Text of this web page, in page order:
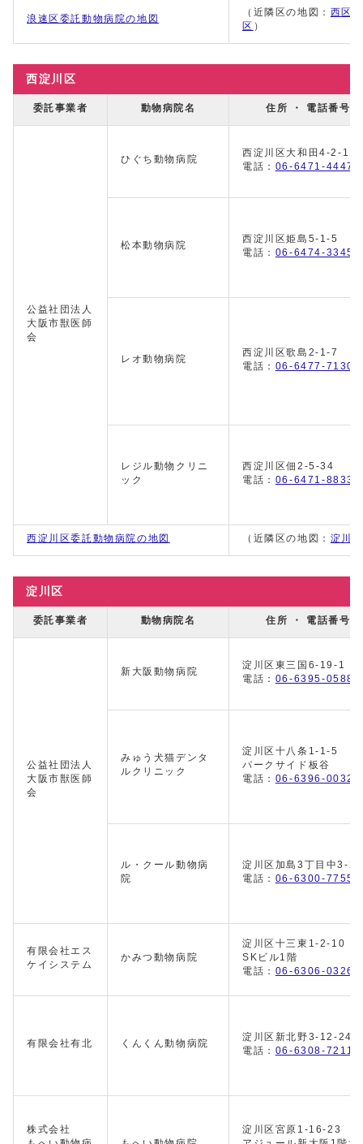
浪速区委託動物病院の地図
（近隣区の地図： 西区
区 ）
西淀川区
委託事業者 動物病院名 住所 ・ 電話番号
公益社団法人
大阪市獣医師
会
ひぐち動物病院
西淀川区大和田4-2-11
電話： 06-6471-4447
松本動物病院
西淀川区姫島5-1-5
電話： 06-6474-3345
レオ動物病院
西淀川区歌島2-1-7
電話： 06-6477-7130
レジル動物クリニ
ック
西淀川区佃2-5-34
電話： 06-6471-8833
西淀川区委託動物病院の地図 （近隣区の地図： 淀川区
淀川区
委託事業者 動物病院名 住所 ・ 電話番号
公益社団法人
大阪市獣医師
会
新大阪動物病院
淀川区東三国6-19-1
電話： 06-6395-0588
みゅう犬猫デンタ
ルクリニック
淀川区十八条1-1-5
パークサイド板谷
電話： 06-6396-0032
ル・クール動物病
院
淀川区加島3丁目中3-22
電話： 06-6300-7755
有限会社エス
ケイシステム
かみつ動物病院
淀川区十三東1-2-10
SKビル1階
電話： 06-6306-0326
有限会社有北 くんくん動物病院
淀川区新北野3-12-24
電話： 06-6308-7211
株式会社
淀川区宮原1-16-23